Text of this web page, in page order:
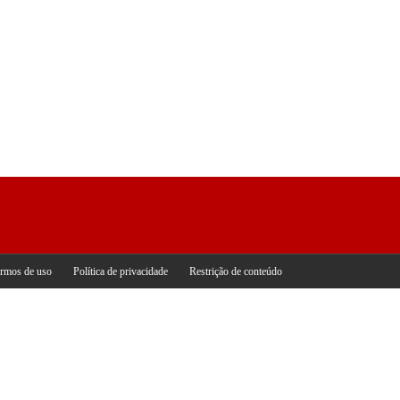
de uso Política de privacidade Restrição de conteúdo